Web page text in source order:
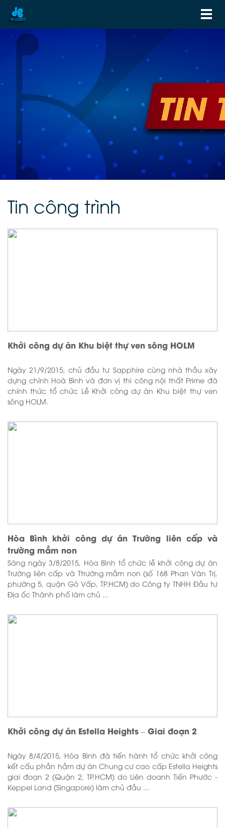
Tin công trình
Khởi công dự án Khu biệt thự ven sông HOLM
Ngày 21/9/2015, chủ đầu tư Sapphire cùng nhà thầu xây
dựng chính Hoà Bình và đơn vị thi công nội thất Prime đã
chính thức tổ chức Lễ Khởi công dự án Khu biệt thự ven
sông HOLM.
Hòa Bình khởi công dự án Trường liên cấp và
trường mầm non
Sáng ngày 3/8/2015, Hòa Bình tổ chức lễ khởi công dự án
Trường liên cấp và Ttrường mầm non (số 168 Phan Văn Trị,
phường 5, quận Gò Vấp, TP.HCM) do Công ty TNHH Đầu tư
Địa ốc Thành phố làm chủ ...
Khởi công dự án Estella Heights – Giai đoạn 2
Ngày 8/4/2015, Hòa Bình đã tiến hành tổ chức khởi công
kết cấu phần hầm dự án Chung cư cao cấp Estella Heights
giai đoạn 2 (Quận 2, TP.HCM) do Liên doanh Tiến Phước -
Keppel Land (Singapore) làm chủ đầu ...